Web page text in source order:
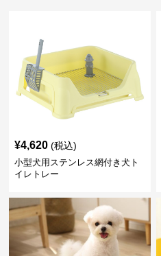
¥4,620 (税込)
小型犬用ステンレス網付き犬ト
イレトレー